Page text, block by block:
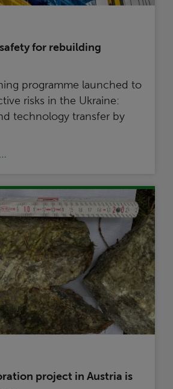
for rebuilding
programme launched to
risks in the Ukraine:
technology transfer by
project in Austria is